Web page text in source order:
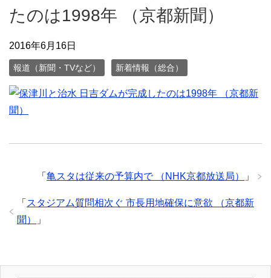
たのは1998年 （京都新聞）
2016年6月16日
報道（新聞・TVなど） 新着情報（総合）
「 亀スタは従来の予算内で （NHK京都放送局） 」
「 スタジアム質問相次ぐ 市長用地確保に意欲 （京都新
聞）
」